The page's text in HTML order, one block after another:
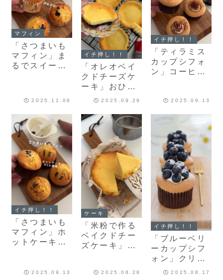
マフィン
「さつまいも
マフィン」ま
るでスイート
だよ！
2025.11.06
イチ押し！！
「オレオベイ
クドチーズケ
ーキ」おひと
り様♡濃厚ベ
ケーキのレシ
ピだよ！
2025.09.29
イチ押し！！
「ティラミス
カップシフォ
ン」コーヒー
ミス風クリー
ォンのレシピ
だよ！
2025.09.13
イチ押し！！
「さつまいも
マフィン」ホ
ットケーキミ
しいさつまい
2025.09.13
ケーキ
「米粉で作る
ベイクドチー
ズケーキ」米
キのレシピだ
2025.08.28
イチ押し！！
「ブルーベリ
ーカップシフ
ォン」クリー
ムたっぷりと
2025.08.17